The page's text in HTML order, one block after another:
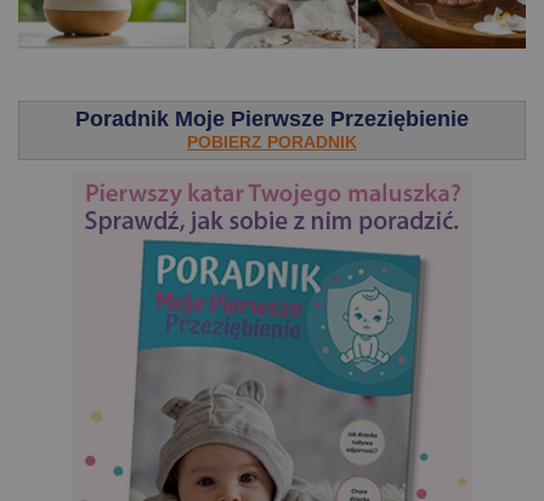
Poradnik Moje Pierwsze Przeziębienie
POBIERZ PORADNIK